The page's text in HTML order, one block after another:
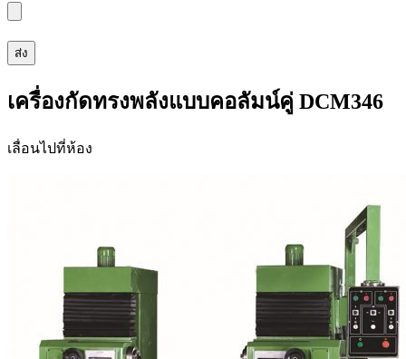
เครื่องกัดทรงพลังแบบคอลัมน์คู่ DCM346
เลื่อนไปที่ห้อง